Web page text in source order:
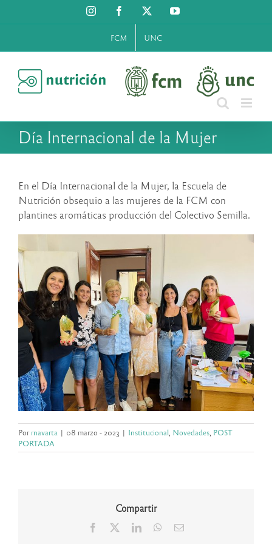
al
InstagramFacebook YouTube
FCM UNC
Día Internacional de la Mujer
En el Día Internacional de la Mujer, la Escuela de
Nutrición obsequio a las mujeres de la FCM con
plantines aromáticas producción del Colectivo Semilla.
Porrnavarta | 08 marzo - 2023 | Institucional Novedades POST
PORTADA
Compartir
Facebook LinkedInWhatsApp
Correo